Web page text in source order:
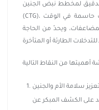
لمخطط نبض الجنين
(CTG)، يستطيع الفريق الطبي اتخاذ قرارات حاسمة في الوقت
ويحدّ من الحاجة
للتدخلات الطارئة أو المتأخرة.
تعزيز سلامة الأم والجنين
على الكشف المبكر عن